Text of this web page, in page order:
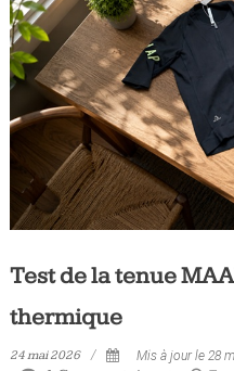
Tous
les
jours,
votre
actualité
vélo
triathlon
Test de la tenue
thermique
24 mai 2026 Mis à jour le 28